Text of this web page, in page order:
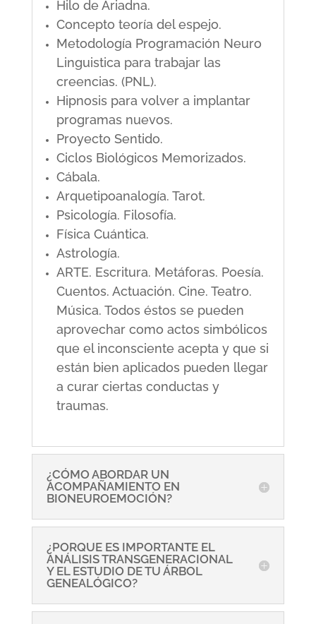
Hilo de Ariadna.
Concepto teoría del espejo.
Metodología Programación Neuro
Linguistica para trabajar las
creencias. (PNL).
Hipnosis para volver a implantar
programas nuevos.
Proyecto Sentido.
Ciclos Biológicos Memorizados.
Cábala.
Arquetipoanalogía. Tarot.
Psicología. Filosofía.
Física Cuántica.
Astrología.
ARTE. Escritura. Metáforas. Poesía.
Cuentos. Actuación. Cine. Teatro.
Música. Todos éstos se pueden
aprovechar como actos simbólicos
que el inconsciente acepta y que si
están bien aplicados pueden llegar
a curar ciertas conductas y
traumas.
¿CÓMO ABORDAR UN
ACOMPAÑAMIENTO EN
BIONEUROEMOCIÓN?
¿PORQUE ES IMPORTANTE EL
ANÁLISIS TRANSGENERACIONAL
Y EL ESTUDIO DE TU ÁRBOL
GENEALÓGICO?